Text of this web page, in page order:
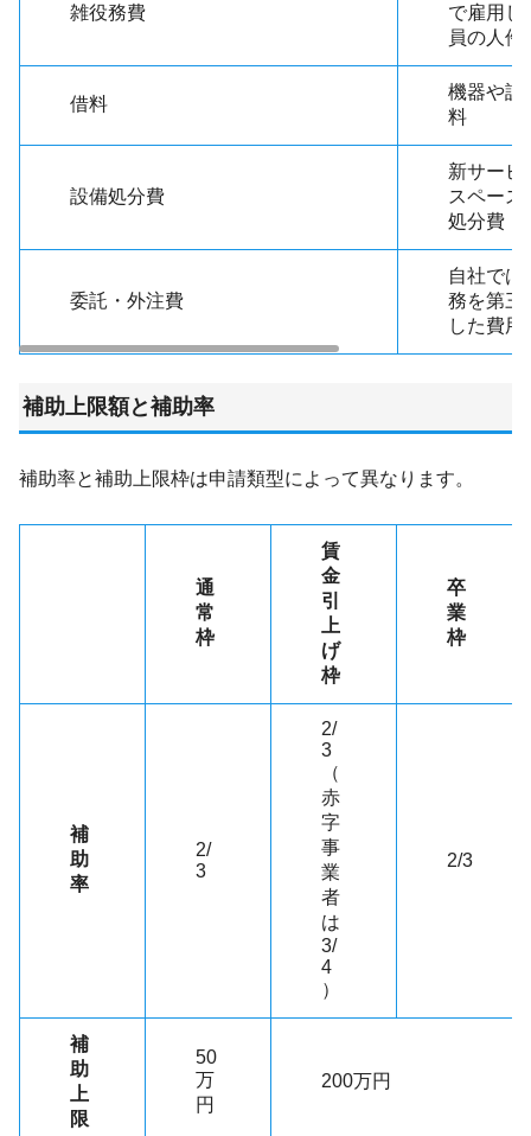
雑役務費
で雇用し
員の人件
借料
機器や設
料
設備処分費
新サービ
スペース
処分費
委託・外注費
自社では
務を第三
した費用
補助上限額と補助率
補助率と補助上限枠は申請類型によって異なります。
通
常
枠
賃
金
引
上
げ
枠
卒
業
枠
補
助
率
2/
3
2/
3
（
赤
字
事
業
者
は
3/
4
）
2/3
補
助
上
限
50
万
円
200万円